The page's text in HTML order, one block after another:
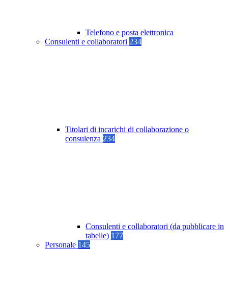
Telefono e posta elettronica
Consulenti e collaboratori 234
Titolari di incarichi di collaborazione o
consulenza 234
Consulenti e collaboratori (da pubblicare in
tabelle) 177
Personale 145